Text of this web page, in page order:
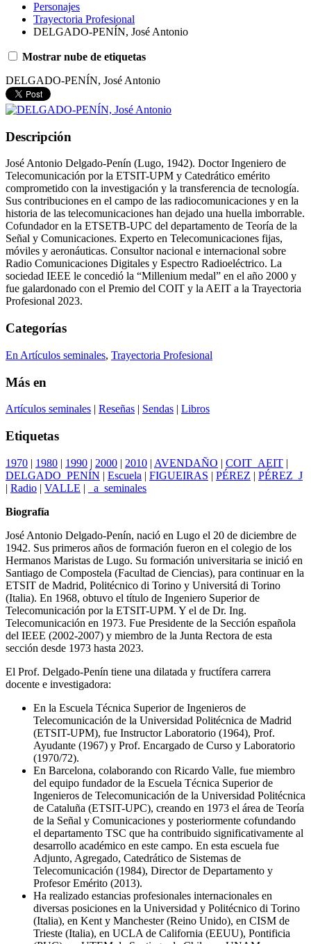
Personajes
Trayectoria Profesional
DELGADO-PENÍN, José Antonio
Mostrar nube de etiquetas
DELGADO-PENÍN, José Antonio
Descripción
José Antonio Delgado-Penín (Lugo, 1942). Doctor Ingeniero de
Telecomunicación por la ETSIT-UPM y Catedrático emérito
comprometido con la investigación y la transferencia de tecnología.
Sus contribuciones en el campo de las radiocomunicaciones y en la
historia de las telecomunicaciones han dejado una huella imborrable.
Cofundador en la ETSETB-UPC del departamento de Teoría de la
Señal y Comunicaciones. Experto en Telecomunicaciones fijas,
móviles y aeronáuticas. Consultor nacional e internacional sobre
Radio Comunicaciones Digitales y Espectro Radioeléctrico. La
sociedad IEEE le concedió la “Millenium medal” en el año 2000 y
fue galardonado con el Premio del COIT y la AEIT a la Trayectoria
Profesional 2023.
Categorías
En Artículos seminales, Trayectoria Profesional
Más en
Artículos seminales | Reseñas | Sendas | Libros
Etiquetas
1970 | 1980 | 1990 | 2000 | 2010 | AVENDAÑO | COIT_AEIT |
DELGADO_PENÍN | Escuela | FIGUEIRAS | PÉREZ | PÉREZ_J
| Radio | VALLE |
_a_seminales
Biografía
José Antonio Delgado-Penín, nació en Lugo el 20 de diciembre de
1942. Sus primeros años de formación fueron en el colegio de los
Hermanos Maristas de Lugo. Su formación universitaria se inició en
Santiago de Compostela (Facultad de Ciencias), para continuar en la
ETSIT de Madrid, Politécnico di Torino y Universitá di Torino
(Italia). En 1968, obtuvo el título de Ingeniero Superior de
Telecomunicación por la ETSIT-UPM. Y el de Dr. Ing.
Telecomunicación en 1973. Fue Presidente de la Sección española
del IEEE (2002-2007) y miembro de la Junta Rectora de esta
sección desde 1973 hasta 2023.
El Prof. Delgado-Penín tiene una dilatada y fructífera carrera
docente e investigadora:
En la Escuela Técnica Superior de Ingenieros de
Telecomunicación de la Universidad Politécnica de Madrid
(ETSIT-UPM), fue Instructor Laboratorio (1964), Prof.
Ayudante (1967) y Prof. Encargado de Curso y Laboratorio
(1970/72).
En Barcelona, colaborando con Ricardo Valle, fue miembro
del equipo fundador de la Escuela Técnica Superior de
Ingenieros de Telecomunicación de la Universidad Politécnica
de Cataluña (ETSIT-UPC), creando en 1973 el área de Teoría
de la Señal y Comunicaciones y posteriormente cofundando
el departamento TSC que ha contribuido significativamente al
desarrollo académico en este campo. En esta escuela fue
Adjunto, Agregado, Catedrático de Sistemas de
Telecomunicación (1984), Director de Departamento y
Profesor Emérito (2013).
Ha realizado estancias profesionales internacionales en
diversas posiciones en la Universidad y Politécnico di Torino
(Italia), en Kent y Manchester (Reino Unido), en CISM de
Trieste (Italia), en UCLA de California (EEUU), Pontificia